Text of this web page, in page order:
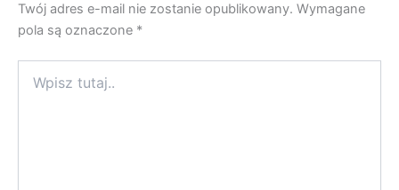
Twój adres e-mail nie zostanie opublikowany. Wymagane
pola są oznaczone *
tutaj..